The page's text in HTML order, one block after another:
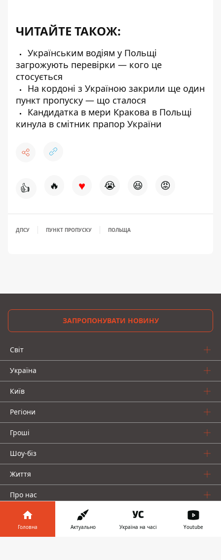
ЧИТАЙТЕ ТАКОЖ:
Українським водіям у Польщі
загрожують перевірки — кого це
стосується
На кордоні з Україною закрили ще один
пункт пропуску — що сталося
Кандидатка в мери Кракова в Польщі
кинула в смітник прапор України
👍 🔥 ♥ 😭 😆 😡
ДПСУ ПУНКТ ПРОПУСКУ ПОЛЬЩА
ЗАПРОПОНУВАТИ НОВИНУ
Світ
Україна
Київ
Регіони
Гроші
Шоу-біз
Життя
Про нас
Головна Актуально Україна на часі Youtube